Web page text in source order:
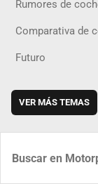
Rumores de
Comparativa de
Futuro
VER MÁS TEMAS